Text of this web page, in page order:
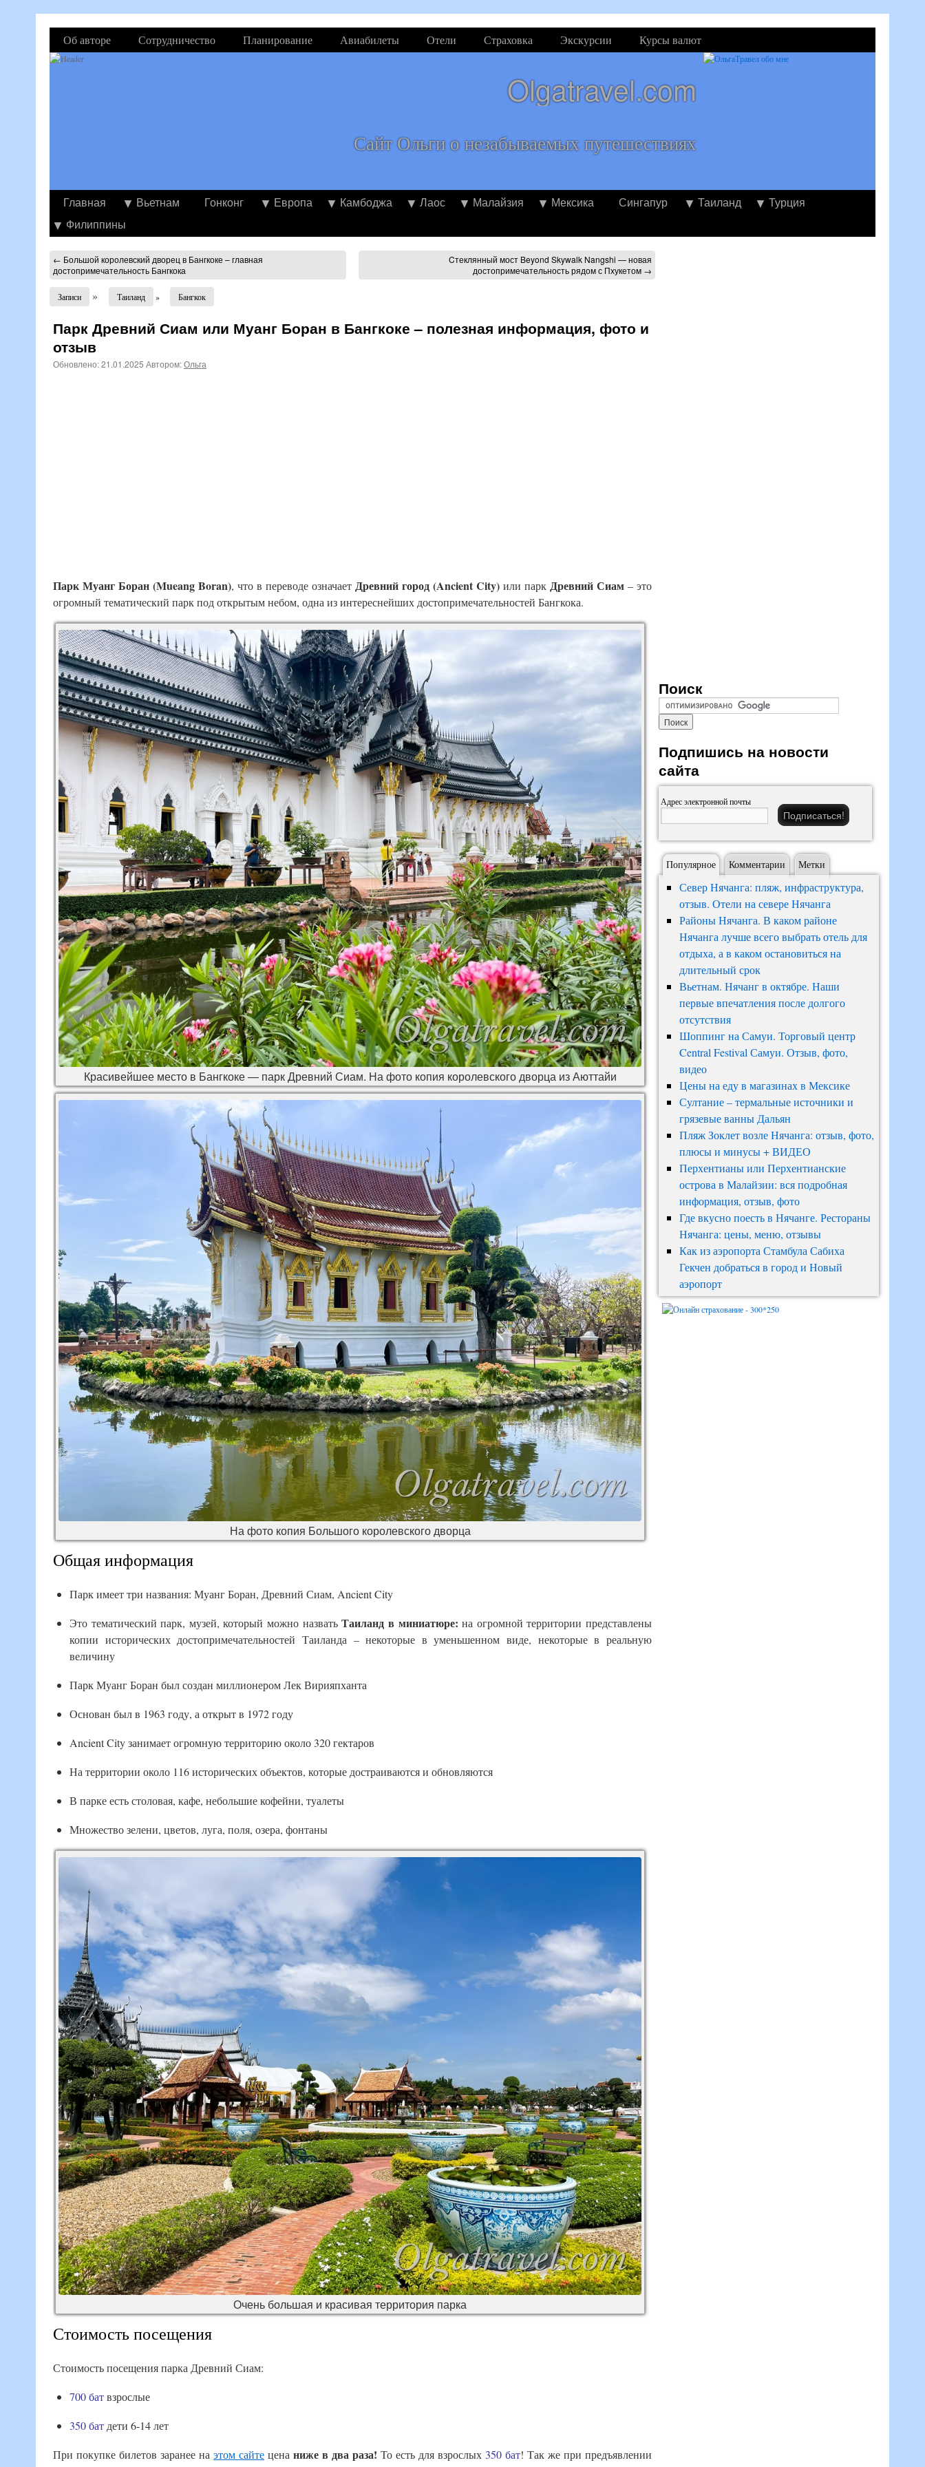
Об авторе Сотрудничество Планирование Авиабилеты Отели Страховка Экскурсии Курсы валют
Olgatravel.com
Сайт Ольги о незабываемых путешествиях
Главная Вьетнам Гонконг Европа Камбоджа Лаос Малайзия Мексика Сингапур Таиланд
Турция
Филиппины
← Большой королевский дворец в Бангкоке – главная
достопримечательность Бангкока
Cтеклянный мост Beyond Skywalk Nangshi — новая
достопримечательность рядом с Пхукетом →
Записи » Таиланд » Бангкок
Парк Древний Сиам или Муанг Боран в Бангкоке – полезная информация, фото и
отзыв
Обновлено:21.01.2025 Автором:Ольга
Парк Муанг Боран (Mueang Boran), что в переводе означает Древний город (Ancient City) или парк Древний Сиам – это
огромный тематический парк под открытым небом, одна из интереснейших достопримечательностей Бангкока.
Красивейшее место в Бангкоке — парк Древний Сиам. На фото копия королевского дворца из Аюттайи
На фото копия Большого королевского дворца
Общая информация
Парк имеет три названия: Муанг Боран, Древний Сиам, Ancient City
Это тематический парк, музей, который можно назватьТаиланд в миниатюре: на огромной территории представлены
копии исторических достопримечательностей Таиланда – некоторые в уменьшенном виде, некоторые в реальную
величину
Парк Муанг Боран был создан миллионером Лек Вирияпханта
Основан был в 1963 году, а открыт в 1972 году
Ancient City занимает огромную территорию около 320 гектаров
На территории около 116 исторических объектов, которые достраиваются и обновляются
В парке есть столовая, кафе, небольшие кофейни, туалеты
Множество зелени, цветов, луга, поля, озера, фонтаны
Очень большая и красивая территория парка
Стоимость посещения
Стоимость посещения парка Древний Сиам:
700 батвзрослые
350 бат дети 6-14 лет
При покупке билетов заранее на этом сайте цена ниже в два раза! То есть для взрослых 350 бат! Так же при предъявлении
Поиск
Подпишись на новости
сайта
Адрес электронной почты
Популярное Комментарии Метки
Север Нячанга: пляж, инфраструктура,
отзыв. Отели на севере Нячанга
Районы Нячанга. В каком районе
Нячанга лучше всего выбрать отель для
отдыха, а в каком остановиться на
длительный срок
Вьетнам. Нячанг в октябре. Наши
первые впечатления после долгого
отсутствия
Шоппинг на Самуи. Торговый центр
Central Festival Самуи. Отзыв, фото,
видео
Цены на еду в магазинах в Мексике
Султание – термальные источники и
грязевые ванны Дальян
Пляж Зоклет возле Нячанга: отзыв, фото,
плюсы и минусы + ВИДЕО
Перхентианы или Перхентианские
острова в Малайзии: вся подробная
информация, отзыв, фото
Где вкусно поесть в Нячанге. Рестораны
Нячанга: цены, меню, отзывы
Как из аэропорта Стамбула Сабиха
Гекчен добраться в город и Новый
аэропорт